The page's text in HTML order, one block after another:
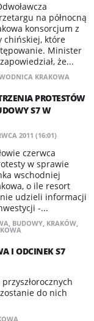
na północną
konsorcjum z
chińskiej, które
Minister
że...
KRAKOWA
PROTESTÓW
S7 W
2011 (16:01)
czerwca
w sprawie
wschodniej
o ile resort
udzieli informacji
-...
, BUDOWY, KRAKÓW,
I ODCINEK S7
do nich